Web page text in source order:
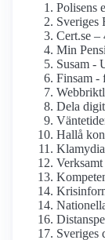
Polisens
Sveriges
Cert.se –
Min
Susam -
Finsam -
Dela
Hallå
Sveriges